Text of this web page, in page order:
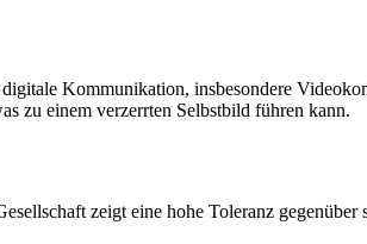
Kommunikation, insbesondere
zu einem verzerrten Selbstbild führen kann.
zeigt eine hohe Toleranz